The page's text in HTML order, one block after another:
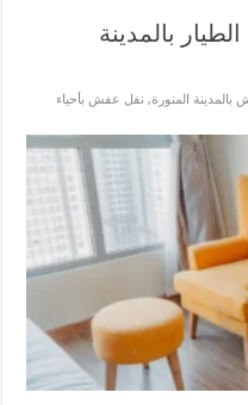
بالمدينة
المنورة, نقل عفش بأحياء